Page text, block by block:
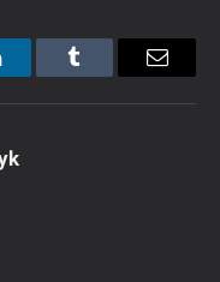
Tumblr Email